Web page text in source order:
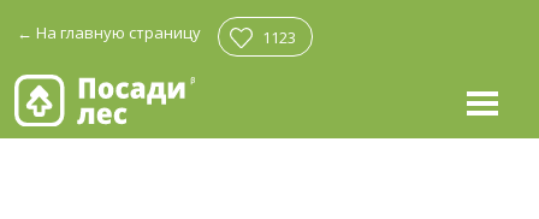
← На главную страницу 1123